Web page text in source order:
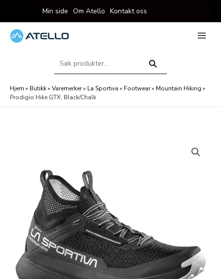
til
innholdet
Min side Om Atello Kontakt oss
Søk
Hjem » Butikk» Varemerker» La Sportiva » Footwear» Mountain Hiking »
Prodigio Hike GTX, Black/Chalk